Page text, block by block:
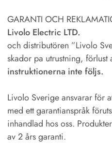
GARANTI OCH
Livolo Electric LTD.
och distributören ”Livolo
skador pa utrustning, förlust
instruktionerna inte följs.
Livolo Sverige ansvarar för
med ett garantianspråk
inhandlad hos oss.
av 2 års garanti.